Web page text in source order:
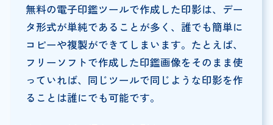
無料の電子印鑑ツールで作成した印影は、デー
タ形式が単純であることが多く、誰でも簡単に
コピーや複製ができてしまいます。たとえば、
フリーソフトで作成した印鑑画像をそのまま使
っていれば、同じツールで同じような印影を作
ることは誰にでも可能です。